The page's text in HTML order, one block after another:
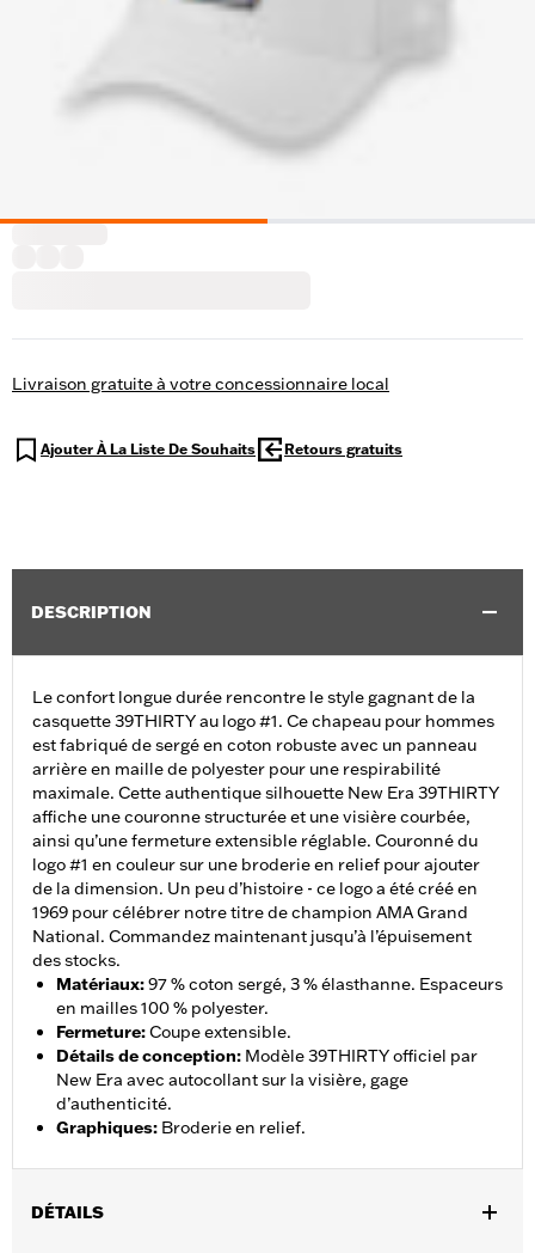
Livraison gratuite à votre concessionnaire local
Ajouter À La Liste De Souhaits Retours gratuits
DESCRIPTION
Le confort longue durée rencontre le style gagnant de la
casquette 39THIRTY au logo #1. Ce chapeau pour hommes
est fabriqué de sergé en coton robuste avec un panneau
arrière en maille de polyester pour une respirabilité
maximale. Cette authentique silhouette New Era 39THIRTY
affiche une couronne structurée et une visière courbée,
ainsi qu’une fermeture extensible réglable. Couronné du
logo #1 en couleur sur une broderie en relief pour ajouter
de la dimension. Un peu d’histoire - ce logo a été créé en
1969 pour célébrer notre titre de champion AMA Grand
National. Commandez maintenant jusqu’à l’épuisement
des stocks.
Matériaux:97 % coton sergé, 3 % élasthanne. Espaceurs
en mailles 100 % polyester.
Fermeture:Coupe extensible.
Détails de conception: Modèle 39THIRTY officiel par
New Era avec autocollant sur la visière, gage
d’authenticité.
Graphiques: Broderie en relief.
DÉTAILS